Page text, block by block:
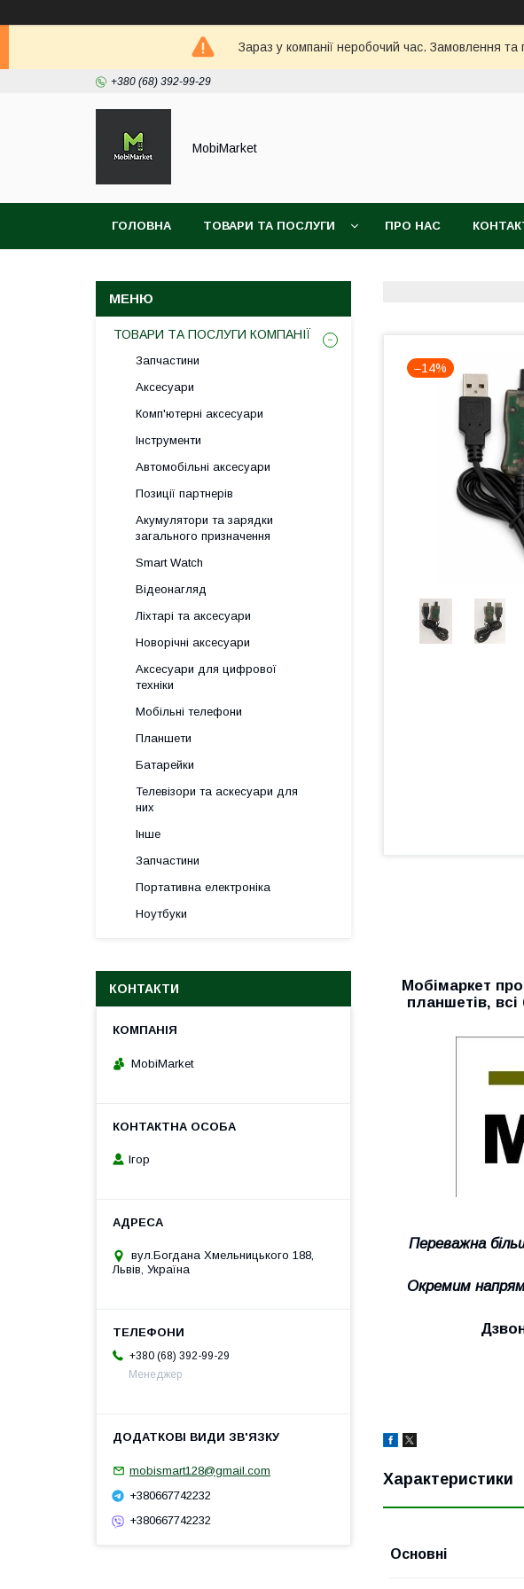
Зараз у компанії неробочий час. Замовлення
+380 (68) 392-99-29
MobiMarket
ГОЛОВНА ТОВАРИ ТА ПОСЛУГИ ПРО НАС
–14%
Мобімаркет
планшетів,
Переважна
Окремим
Характеристики
Основні
ТОВАРИ ТА ПОСЛУГИ КОМПАНІЇ
Запчастини
Аксесуари
Комп'ютерні аксесуари
Інструменти
Автомобільні аксесуари
Позиції партнерів
Акумулятори та зарядки
загального призначення
Smart Watch
Відеонагляд
Ліхтарі та аксесуари
Новорічні аксесуари
Аксесуари для цифрової
техніки
Мобільні телефони
Планшети
Батарейки
Телевізори та аскесуари для
них
Інше
Запчастини
Портативна електроніка
Ноутбуки
КОНТАКТИ
MobiMarket
Ігор
вул.Богдана Хмельницького 188,
Львів, Україна
+380 (68) 392-99-29
Менеджер
mobismart128@gmail.com
+380667742232
+380667742232